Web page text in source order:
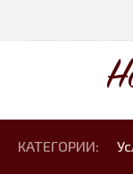
КАТЕГОРИИ: